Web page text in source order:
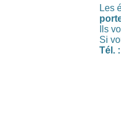
Les
Ils
Si
Tél.